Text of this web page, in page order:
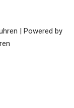
| Powered by